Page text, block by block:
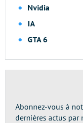
Nvidia
IA
GTA 6
Abonnez-vous à
dernières actus par